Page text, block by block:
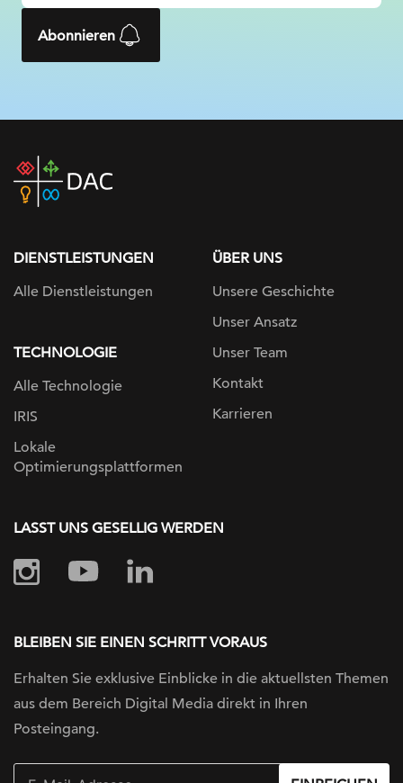
Abonnieren
DAC
home
DIENSTLEISTUNGEN
Alle Dienstleistungen
TECHNOLOGIE
Alle Technologie
IRIS
Lokale
Optimierungsplattformen
ÜBER UNS
Unsere Geschichte
Unser Ansatz
Unser Team
Kontakt
Karrieren
LASST UNS GESELLIG WERDEN
BLEIBEN SIE EINEN SCHRITT VORAUS
Erhalten Sie exklusive Einblicke in die aktuellsten Themen
aus dem Bereich Digital Media direkt in Ihren
Posteingang.